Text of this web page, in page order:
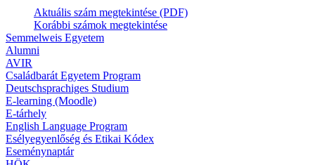
Aktuális szám megtekintése (PDF)
Korábbi számok megtekintése
Semmelweis Egyetem
Alumni
AVIR
Családbarát Egyetem Program
Deutschsprachiges Studium
E-learning (Moodle)
E-tárhely
English Language Program
Esélyegyenlőség és Etikai Kódex
Eseménynaptár